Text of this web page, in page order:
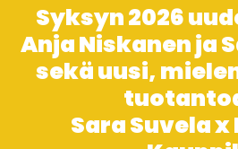
Syksyn 2026
Anja Niskanen ja
sekä uusi,
Sara Suvela